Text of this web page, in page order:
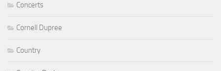
Concerts
Cornell Dupree
Country